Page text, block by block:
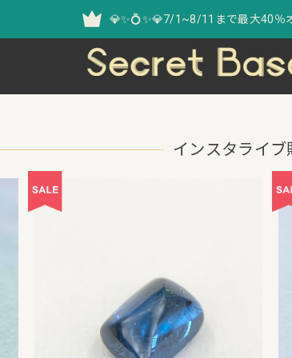
💎✨💍✨💎7/1~8/11まで最大40％
インスタライブ